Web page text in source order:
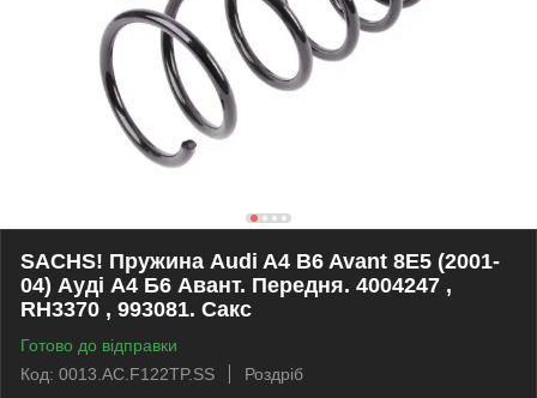
SACHS! Пружина Audi A4 B6 Avant 8E5 (2001-
04) Ауді А4 Б6 Авант. Передня. 4004247 ,
RH3370 , 993081. Сакс
Готово до відправки
Код: 0013.AC.F122TP.SS
Роздріб